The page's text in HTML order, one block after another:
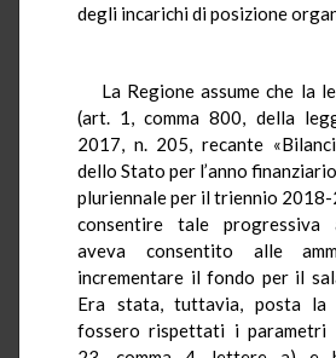
degli incarichi di posizione
La Regione assume che la
(art. 1, comma 800, della
2017, n. 205, recante
dello Stato per l’anno
pluriennale per il triennio 2018-
consentire tale progressiva
aveva consentito alle
incrementare il fondo per il
Era stata, tuttavia, posta la
fossero rispettati i parametri